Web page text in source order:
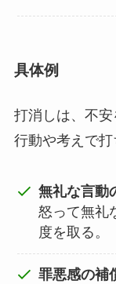
具体例
打消しは、不
行動や考えで打
無礼な言動
怒って無礼
度を取る。
罪悪感の補